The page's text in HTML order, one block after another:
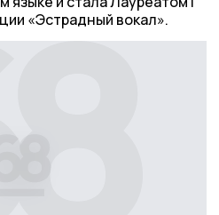
«Эстрадный вокал».